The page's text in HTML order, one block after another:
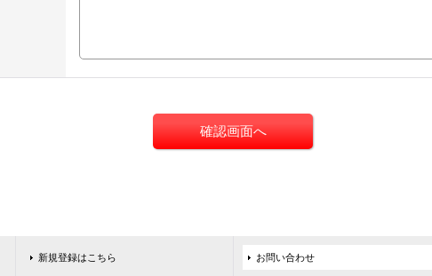
新規登録はこちら お問い合わせ